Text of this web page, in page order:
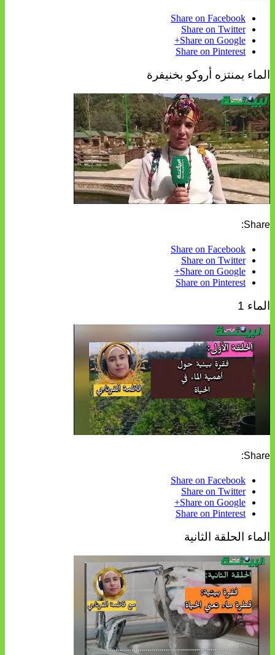
Share on Facebook
Share on Twitter
Share on Google+
Share on Pinterest
الماء بمنتزه أروكو بخنيفرة
Share:
Share on Facebook
Share on Twitter
Share on Google+
Share on Pinterest
الماء 1
Share:
Share on Facebook
Share on Twitter
Share on Google+
Share on Pinterest
الماء الحلقة الثانية